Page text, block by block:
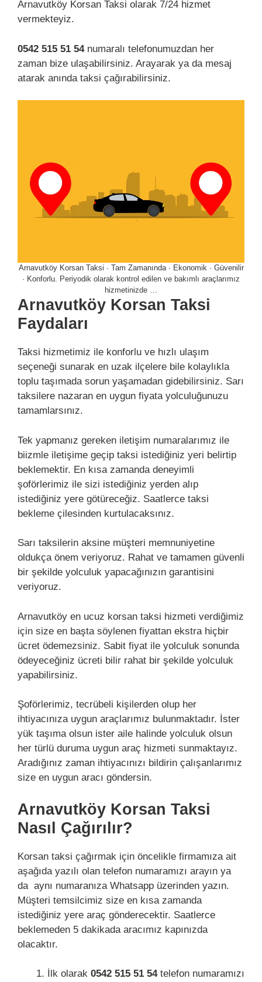
Arnavutköy Korsan Taksi olarak 7/24 hizmet
vermekteyiz.
0542 515 51 54numaralı telefonumuzdan her
zaman bize ulaşabilirsiniz. Arayarak ya da mesaj
atarak anında taksi çağırabilirsiniz.
Arnavutköy Korsan Taksi · Tam Zamanında · Ekonomik · Güvenilir
· Konforlu. Periyodik olarak kontrol edilen ve bakımlı araçlarımız
hizmetinizde …
Arnavutköy Korsan Taksi
Faydaları
Taksi hizmetimiz ile konforlu ve hızlı ulaşım
seçeneği sunarak en uzak ilçelere bile kolaylıkla
toplu taşımada sorun yaşamadan gidebilirsiniz. Sarı
taksilere nazaran en uygun fiyata yolculuğunuzu
tamamlarsınız.
Tek yapmanız gereken iletişim numaralarımız ile
biizmle iletişime geçip taksi istediğiniz yeri belirtip
beklemektir. En kısa zamanda deneyimli
şoförlerimiz ile sizi istediğiniz yerden alıp
istediğiniz yere götüreceğiz. Saatlerce taksi
bekleme çilesinden kurtulacaksınız.
Sarı taksilerin aksine müşteri memnuniyetine
oldukça önem veriyoruz. Rahat ve tamamen güvenli
bir şekilde yolculuk yapacağınızın garantisini
veriyoruz.
Arnavutköy en ucuz korsan taksi hizmeti verdiğimiz
için size en başta söylenen fiyattan ekstra hiçbir
ücret ödemezsiniz. Sabit fiyat ile yolculuk sonunda
ödeyeceğiniz ücreti bilir rahat bir şekilde yolculuk
yapabilirsiniz.
Şoförlerimiz, tecrübeli kişilerden olup her
ihtiyacınıza uygun araçlarımız bulunmaktadır. İster
yük taşıma olsun ister aile halinde yolculuk olsun
her türlü duruma uygun araç hizmeti sunmaktayız.
Aradığınız zaman ihtiyacınızı bildirin çalışanlarımız
size en uygun aracı göndersin.
Arnavutköy Korsan Taksi
Nasıl Çağırılır?
Korsan taksi çağırmak için öncelikle firmamıza ait
aşağıda yazılı olan telefon numaramızı arayın ya
da aynı numaranıza Whatsapp üzerinden yazın.
Müşteri temsilcimiz size en kısa zamanda
istediğiniz yere araç gönderecektir. Saatlerce
beklemeden 5 dakikada aracımız kapınızda
olacaktır.
İlk olarak 0542 515 51 54telefon numaramızı